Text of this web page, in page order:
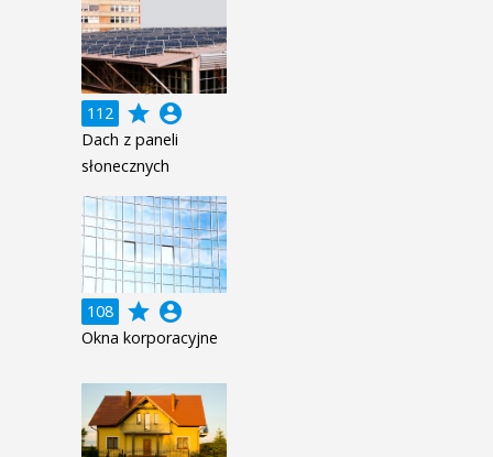
112 grade account_circle
Dach z paneli
słonecznych
108 grade account_circle
Okna korporacyjne